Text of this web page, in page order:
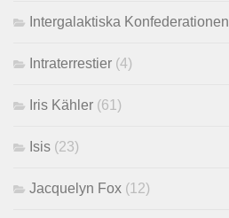
Intergalaktiska Konfederationen
Intraterrestier (4)
Iris Kähler (61)
Isis (23)
Jacquelyn Fox (12)